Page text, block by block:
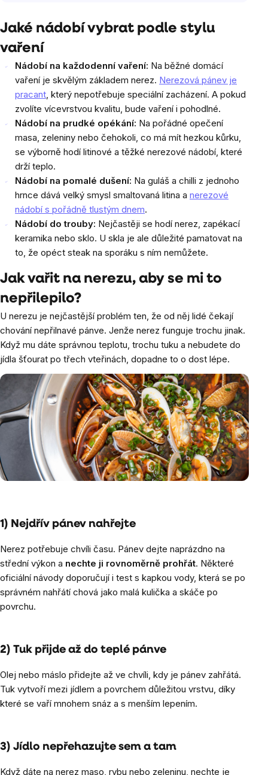
Jaké nádobí vybrat podle stylu
vaření
Nádobí na každodenní vaření: Na běžné domácí
vaření je skvělým základem nerez. Nerezová pánev je
pracant, který nepotřebuje speciální zacházení. A pokud
zvolíte vícevrstvou kvalitu, bude vaření i pohodlné.
Nádobí na prudké opékání: Na pořádné opečení
masa, zeleniny nebo čehokoli, co má mít hezkou kůrku,
se výborně hodí litinové a těžké nerezové nádobí, které
drží teplo.
Nádobí na pomalé dušení: Na guláš a chilli z jednoho
hrnce dává velký smysl smaltovaná litina a nerezové
nádobí s pořádně tlustým dnem.
Nádobí do trouby: Nejčastěji se hodí nerez, zapékací
keramika nebo sklo. U skla je ale důležité pamatovat na
to, že opéct steak na sporáku s ním nemůžete.
Jak vařit na nerezu, aby se mi to
nepřilepilo?
U nerezu je nejčastější problém ten, že od něj lidé čekají
chování nepřilnavé pánve. Jenže nerez funguje trochu jinak.
Když mu dáte správnou teplotu, trochu tuku a nebudete do
jídla šťourat po třech vteřinách, dopadne to o dost lépe.
1) Nejdřív pánev nahřejte
Nerez potřebuje chvíli času. Pánev dejte naprázdno na
střední výkon a nechte ji rovnoměrně prohřát. Některé
oficiální návody doporučují i test s kapkou vody, která se po
správném nahřátí chová jako malá kulička a skáče po
povrchu.
2) Tuk přijde až do teplé pánve
Olej nebo máslo přidejte až ve chvíli, kdy je pánev zahřátá.
Tuk vytvoří mezi jídlem a povrchem důležitou vrstvu, díky
které se vaří mnohem snáz a s menším lepením.
3) Jídlo nepřehazujte sem a tam
Když dáte na nerez maso, rybu nebo zeleninu, nechte je